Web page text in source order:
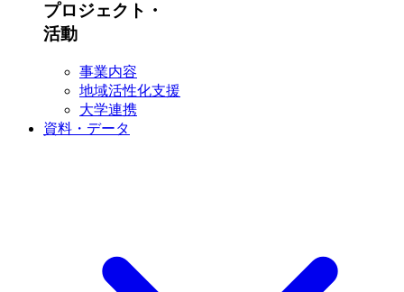
プロジェクト・
活動
事業内容
地域活性化支援
大学連携
資料・データ